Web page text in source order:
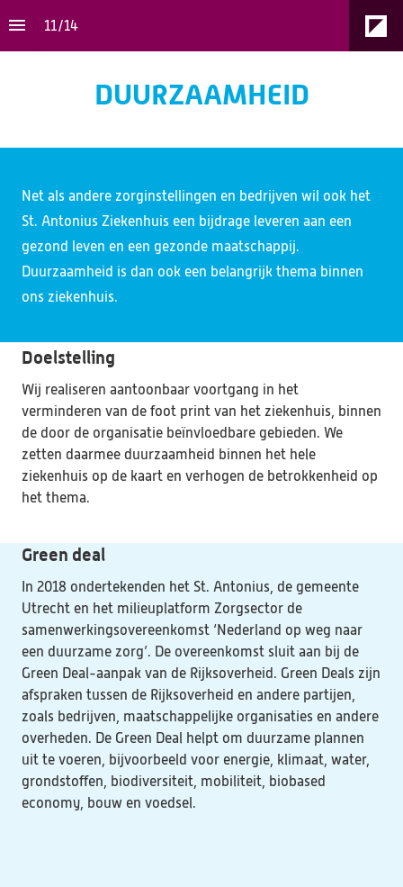
11/14
DUURZAAMHEID
Net als andere zorginstellingen en bedrijven wil ook het
St. Antonius Ziekenhuis een bijdrage leveren aan een
gezond leven en een gezonde maatschappij.
Duurzaamheid is dan ook een belangrijk thema binnen
ons ziekenhuis.
Doelstelling
Wij realiseren aantoonbaar voortgang in het
verminderen van de foot print van het ziekenhuis, binnen
de door de organisatie beïnvloedbare gebieden. We
zetten daarmee duurzaamheid binnen het hele
ziekenhuis op de kaart en verhogen de betrokkenheid op
het thema.
Green deal
In 2018 ondertekenden het St. Antonius, de gemeente
Utrecht en het milieuplatform Zorgsector de
samenwerkingsovereenkomst ‘Nederland op weg naar
een duurzame zorg’. De overeenkomst sluit aan bij de
Green Deal-aanpak van de Rijksoverheid. Green Deals zijn
afspraken tussen de Rijksoverheid en andere partijen,
zoals bedrijven, maatschappelijke organisaties en andere
overheden. De Green Deal helpt om duurzame plannen
uit te voeren, bijvoorbeeld voor energie, klimaat, water,
grondstoffen, biodiversiteit, mobiliteit, biobased
economy, bouw en voedsel.